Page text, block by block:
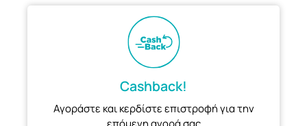
Cashback!
Αγοράστε και κερδίστε επιστροφή για την